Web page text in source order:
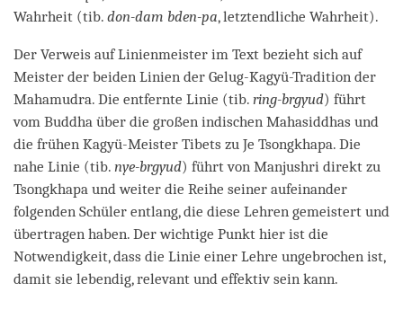
Wahrheit (tib. don-dam bden-pa, letztendliche Wahrheit).
Der Verweis auf Linienmeister im Text bezieht sich auf
Meister der beiden Linien der Gelug-Kagyü-Tradition der
Mahamudra. Die entfernte Linie (tib. ring-brgyud) führt
vom Buddha über die großen indischen Mahasiddhas und
die frühen Kagyü-Meister Tibets zu Je Tsongkhapa. Die
nahe Linie (tib. nye-brgyud) führt von Manjushri direkt zu
Tsongkhapa und weiter die Reihe seiner aufeinander
folgenden Schüler entlang, die diese Lehren gemeistert und
übertragen haben. Der wichtige Punkt hier ist die
Notwendigkeit, dass die Linie einer Lehre ungebrochen ist,
damit sie lebendig, relevant und effektiv sein kann.